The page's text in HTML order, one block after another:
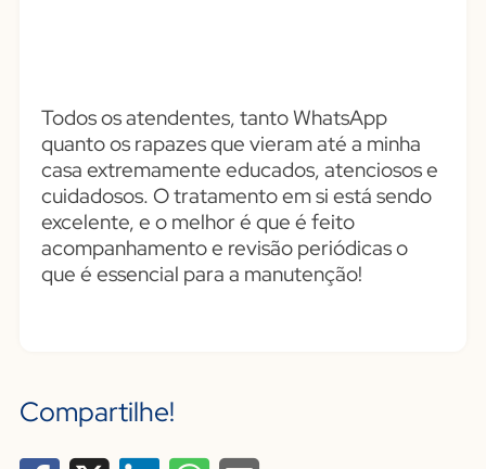
Todos os atendentes, tanto WhatsApp
quanto os rapazes que vieram até a minha
casa extremamente educados, atenciosos e
cuidadosos. O tratamento em si está sendo
excelente, e o melhor é que é feito
acompanhamento e revisão periódicas o
que é essencial para a manutenção!
Compartilhe!